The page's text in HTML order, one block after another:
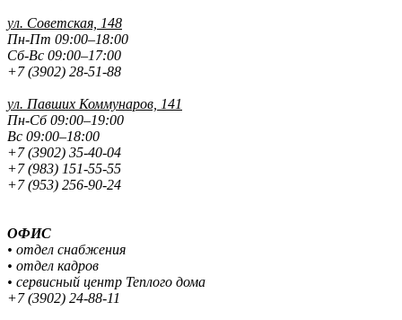
ул. Советская, 148
Пн-Пт 09:00–18:00
Сб-Вс 09:00–17:00
+7 (3902) 28-51-88
ул. Павших Коммунаров, 141
Пн-Сб 09:00–19:00
Вс 09:00–18:00
+7 (3902) 35-40-04
+7 (983) 151-55-55
+7 (953) 256-90-24
ОФИС
• отдел снабжения
• отдел кадров
• сервисный центр Теплого дома
+7 (3902) 24-88-11